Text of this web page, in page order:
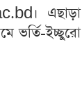
। এছাড়া
ভর্তি-ইচ্ছুরো